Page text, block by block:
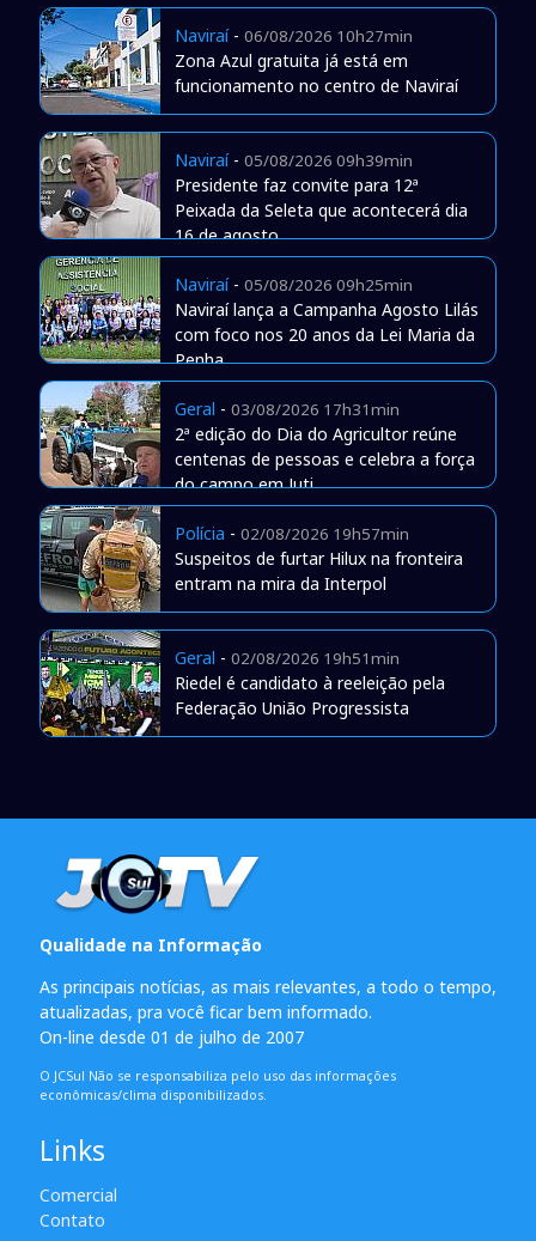
Naviraí- 06/08/2026 10h27min
Zona Azul gratuita já está em
funcionamento no centro de Naviraí
Naviraí- 05/08/2026 09h39min
Presidente faz convite para 12ª
Peixada da Seleta que acontecerá dia
16 de agosto
Naviraí- 05/08/2026 09h25min
Naviraí lança a Campanha Agosto Lilás
com foco nos 20 anos da Lei Maria da
Penha
Geral - 03/08/2026 17h31min
2ª edição do Dia do Agricultor reúne
centenas de pessoas e celebra a força
do campo em Juti
Polícia - 02/08/2026 19h57min
Suspeitos de furtar Hilux na fronteira
entram na mira da Interpol
Geral - 02/08/2026 19h51min
Riedel é candidato à reeleição pela
Federação União Progressista
Qualidade na Informação
As principais notícias, as mais relevantes, a todo o tempo,
atualizadas, pra você ficar bem informado.
On-line desde 01 de julho de 2007
O JCSul Não se responsabiliza pelo uso das informações
econômicas/clima disponibilizados.
Links
Comercial
Contato